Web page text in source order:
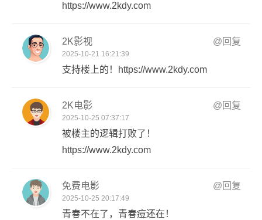
https://www.2kdy.com
2K影视 @回复
2025-10-21 16:21:39
支持楼上的！https://www.2kdy.com
2K电影 @回复
2025-10-25 07:37:17
被楼主的逻辑打败了！
https://www.2kdy.com
免费电影 @回复
2025-10-25 20:17:49
青春不在了，青春痘还在！